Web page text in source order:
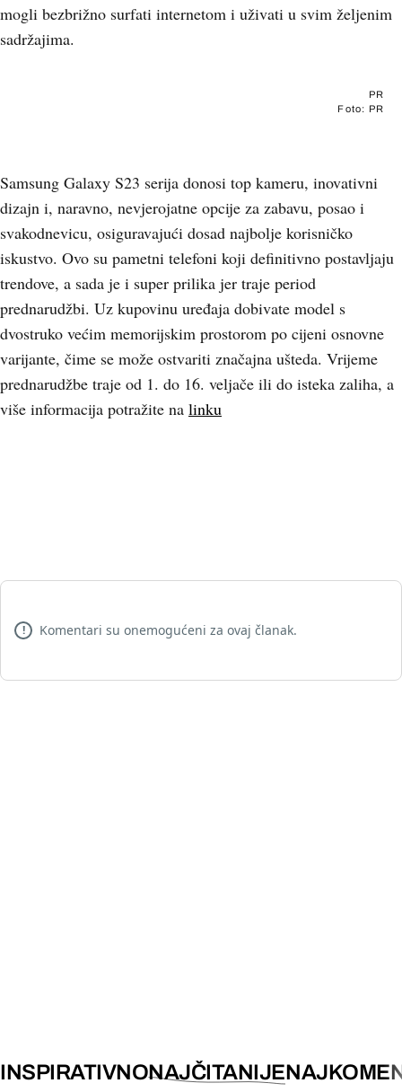
mogli bezbrižno surfati internetom i uživati u svim željenim
sadržajima.
PR
Foto: PR
Samsung Galaxy S23 serija donosi top kameru, inovativni
dizajn i, naravno, nevjerojatne opcije za zabavu, posao i
svakodnevicu, osiguravajući dosad najbolje korisničko
iskustvo. Ovo su pametni telefoni koji definitivno postavljaju
trendove, a sada je i super prilika jer traje period
prednarudžbi. Uz kupovinu uređaja dobivate model s
dvostruko većim memorijskim prostorom po cijeni osnovne
varijante, čime se može ostvariti značajna ušteda. Vrijeme
prednarudžbe traje od 1. do 16. veljače ili do isteka zaliha, a
više informacija potražite na linku
! Komentari su onemogućeni za ovaj članak.
INSPIRATIVNONAJČITANIJE